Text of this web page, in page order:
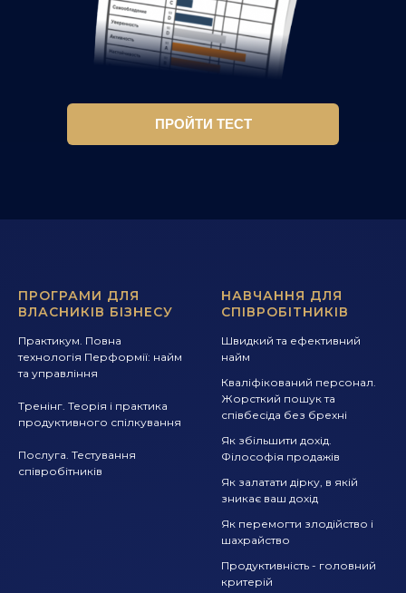
ПРОЙТИ ТЕСТ
ПРОГРАМИ ДЛЯ
ВЛАСНИКІВ БІЗНЕСУ
Практикум. Повна
технологія Перформії: найм
та управління
Тренінг. Теорія і практика
продуктивного спілкування
Послуга. Тестування
співробітників
НАВЧАННЯ ДЛЯ
СПІВРОБІТНИКІВ
Швидкий та ефективний
найм
Кваліфікований персонал.
Жорсткий пошук та
співбесіда без брехні
Як збільшити дохід.
Філософія продажів
Як залатати дірку, в якій
зникає ваш дохід
Як перемогти злодійство і
шахрайство
Продуктивність - головний
критерій